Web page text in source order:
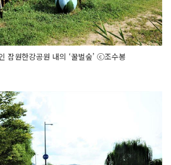
잠원한강공원 내의 ‘꿀벌숲’ ⓒ조수봉